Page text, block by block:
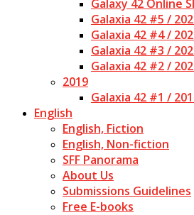
Galaxy 42 Online
Galaxia 42 #5 /
Galaxia 42 #4 /
Galaxia 42 #3 /
Galaxia 42 #2 /
2019
Galaxia 42 #1 /
English
English, Fiction
English, Non-fiction
SFF Panorama
About Us
Submissions Guidelines
Free E-books